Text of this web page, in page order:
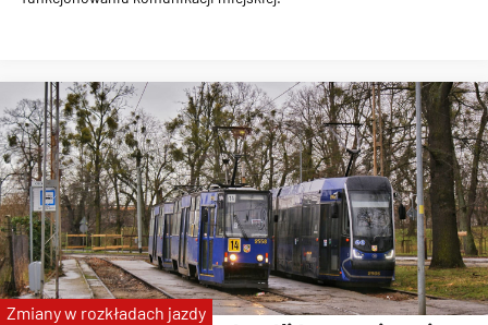
Zmiany w rozkładach jazdy